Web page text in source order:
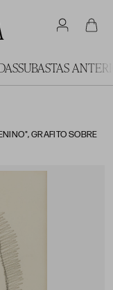
SUBASTAS
GRAFITO SOBRE